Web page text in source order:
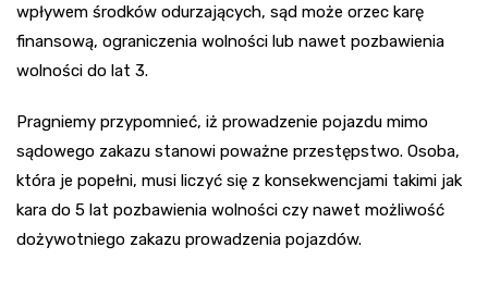
wpływem środków odurzających, sąd może orzec karę
finansową, ograniczenia wolności lub nawet pozbawienia
wolności do lat 3.
Pragniemy przypomnieć, iż prowadzenie pojazdu mimo
sądowego zakazu stanowi poważne przestępstwo. Osoba,
która je popełni, musi liczyć się z konsekwencjami takimi jak
kara do 5 lat pozbawienia wolności czy nawet możliwość
dożywotniego zakazu prowadzenia pojazdów.